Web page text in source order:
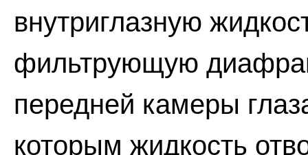
внутриглазную
фильтрующую
передней камеры
которым жидкость